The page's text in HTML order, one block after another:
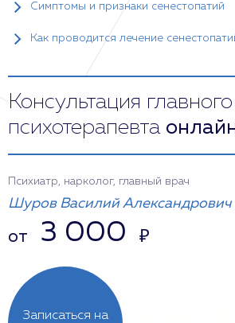
Симптомы и признаки сенестопатий
Как проводится лечение
Консультация
психотерапевта
Записаться на
Психиатр, нарколог, главный врач
Шуров Василий Александрович
от 3 000 ₽